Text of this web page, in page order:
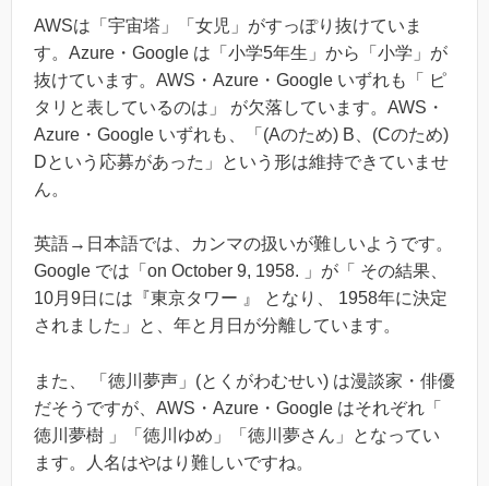
AWSは「宇宙塔」「女児」がすっぽり抜けていま
す。Azure・Google は「小学5年生」から「小学」が
抜けています。AWS・Azure・Google いずれも「 ピ
タリと表しているのは」 が欠落しています。AWS・
Azure・Google いずれも、「(Aのため) B、(Cのため)
Dという応募があった」という形は維持できていませ
ん。
英語→日本語では、カンマの扱いが難しいようです。
Google では「on October 9, 1958. 」が「 その結果、
10月9日には『東京タワー 』 となり、 1958年に決定
されました」と、年と月日が分離しています。
また、 「徳川夢声」(とくがわむせい) は漫談家・俳優
だそうですが、AWS・Azure・Google はそれぞれ「
徳川夢樹 」「徳川ゆめ」「徳川夢さん」となってい
ます。人名はやはり難しいですね。